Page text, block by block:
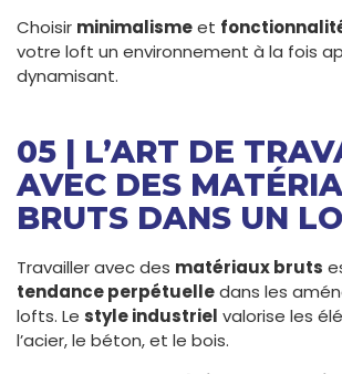
Choisir minimalismeet
votre loft un environnement à la fois
dynamisant.
05 | L’ART DE
AVEC DES
BRUTS DANS UN
Travailler avec des matériaux bruts
tendance perpétuelledans les
lofts. Le style industriel valorise les
l’acier, le béton, et le bois.